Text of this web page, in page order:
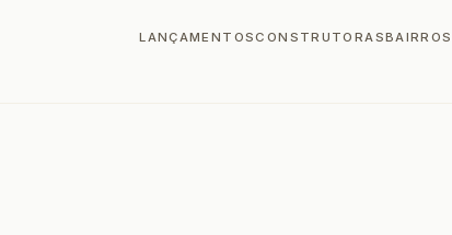
LANÇAMENTOSCONSTRUTORASBAIRROS